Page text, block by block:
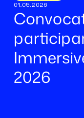
01.05.2026
2026